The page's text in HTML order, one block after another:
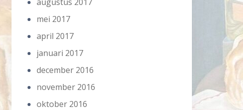
mei 2017
april 2017
januari 2017
december 2016
november 2016
oktober 2016